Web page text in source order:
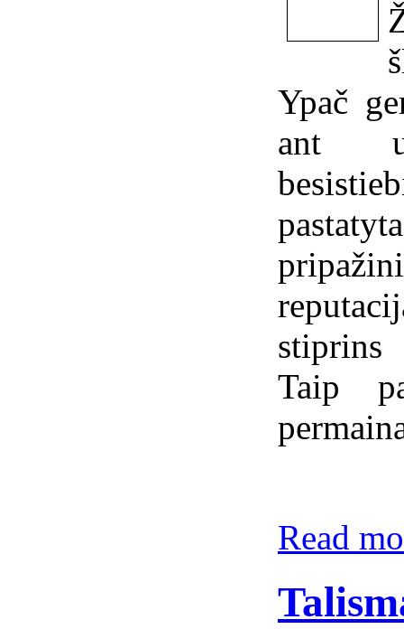
Ypač
ant
stiprins
Taip
Read